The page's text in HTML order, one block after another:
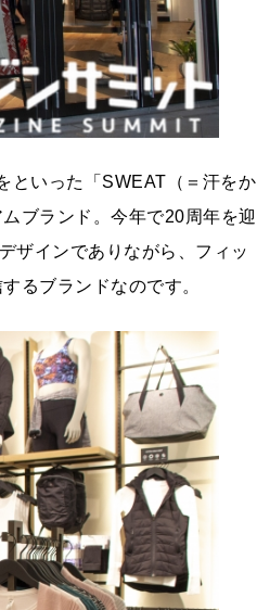
といった「SWEAT（＝汗をか
ブランド。今年で20周年を迎
ザインでありながら、フィッ
るブランドなのです。